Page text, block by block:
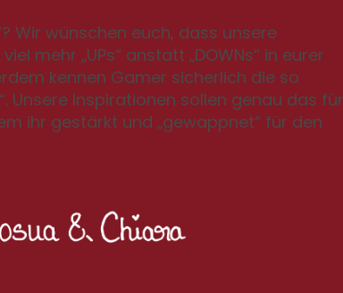
Wir wünschen euch, dass unsere
mehr „UPs“ anstatt „DOWNs“ in eurer
kennen Gamer sicherlich die so
Unsere Inspirationen sollen genau das für
ihr gestärkt und „gewappnet“ für den